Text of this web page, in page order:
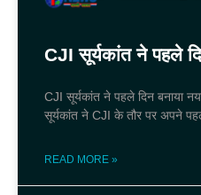
CJI सूर्यकांत ने पहले
CJI सूर्यकांत ने पहले दिन बनाया
सूर्यकांत ने CJI के तौर पर अपने
READ MORE »